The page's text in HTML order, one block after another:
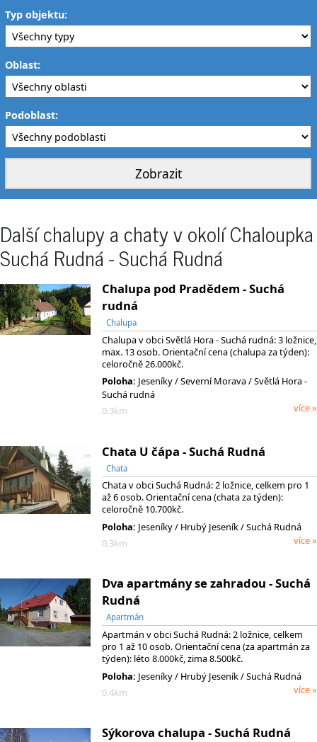
Typ objektu:
Oblast:
Podoblast:
Další chalupy a chaty v okolí Chaloupka
Suchá Rudná - Suchá Rudná
Chalupa pod Pradědem - Suchá
rudná
Chalupa
Chalupa v obci Světlá Hora - Suchá rudná: 3 ložnice,
max. 13 osob. Orientační cena (chalupa za týden):
celoročně 26.000kč.
Poloha: Jeseníky/ Severní Morava/ Světlá Hora -
Suchá rudná
0.3km
více »
Chata U čápa - Suchá Rudná
Chata
Chata v obci Suchá Rudná: 2 ložnice, celkem pro 1
až 6 osob. Orientační cena (chata za týden):
celoročně 10.700kč.
Poloha: Jeseníky/ Hrubý Jeseník/ Suchá Rudná
0.3km
více »
Dva apartmány se zahradou - Suchá
Rudná
Apartmán
Apartmán v obci Suchá Rudná: 2 ložnice, celkem
pro 1 až 10 osob. Orientační cena (za apartmán za
týden): léto 8.000kč, zima 8.500kč.
Poloha: Jeseníky/ Hrubý Jeseník/ Suchá Rudná
0.4km
více »
Sýkorova chalupa - Suchá Rudná